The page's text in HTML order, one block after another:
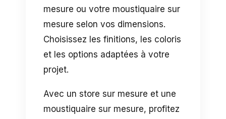
mesure ou votre moustiquaire sur
mesure selon vos dimensions.
Choisissez les finitions, les coloris
et les options adaptées à votre
projet.
Avec un store sur mesure et une
moustiquaire sur mesure, profitez